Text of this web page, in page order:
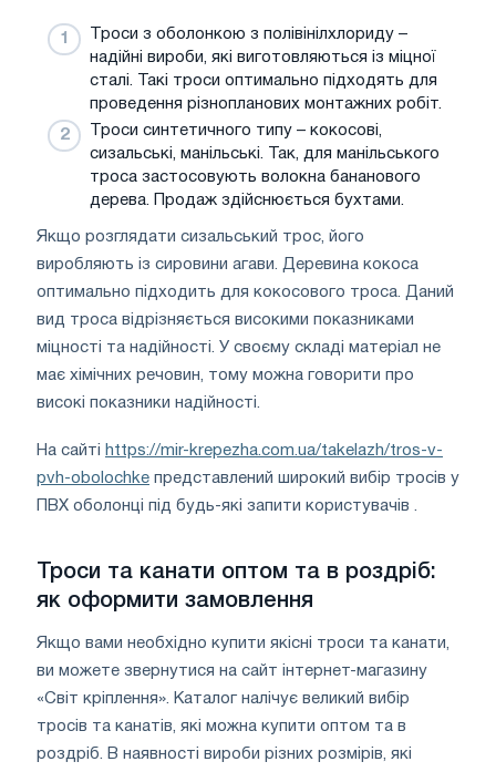
Троси з оболонкою з полівінілхлориду –
надійні вироби, які виготовляються із міцної
сталі. Такі троси оптимально підходять для
проведення різнопланових монтажних робіт.
Троси синтетичного типу – кокосові,
сизальські, манільські. Так, для манільського
троса застосовують волокна бананового
дерева. Продаж здійснюється бухтами.
Якщо розглядати сизальський трос, його
виробляють із сировини агави. Деревина кокоса
оптимально підходить для кокосового троса. Даний
вид троса відрізняється високими показниками
міцності та надійності. У своєму складі матеріал не
має хімічних речовин, тому можна говорити про
високі показники надійності.
На сайті https://mir-krepezha.com.ua/takelazh/tros-v-
pvh-obolochke представлений широкий вибір тросів у
ПВХ оболонці під будь-які запити користувачів .
Троси та канати оптом та в роздріб:
як оформити замовлення
Якщо вами необхідно купити якісні троси та канати,
ви можете звернутися на сайт інтернет-магазину
«Світ кріплення». Каталог налічує великий вибір
тросів та канатів, які можна купити оптом та в
роздріб. В наявності вироби різних розмірів, які